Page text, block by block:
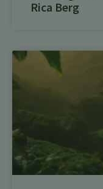
Rica Berg